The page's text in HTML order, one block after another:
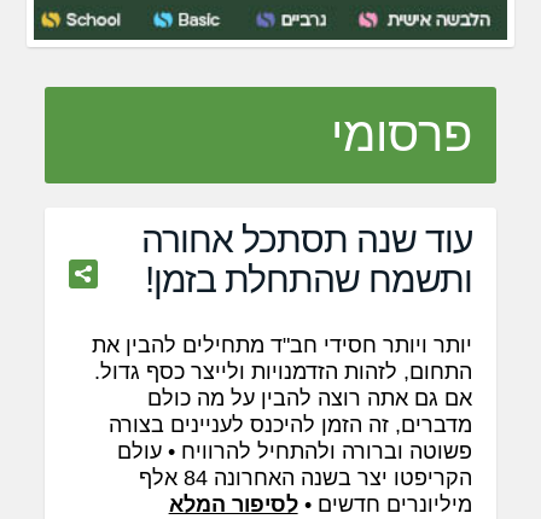
פרסומי
עוד שנה תסתכל אחורה
ותשמח שהתחלת בזמן!
יותר ויותר חסידי חב"ד מתחילים להבין את
התחום, לזהות הזדמנויות ולייצר כסף גדול.
אם גם אתה רוצה להבין על מה כולם
מדברים, זה הזמן להיכנס לעניינים בצורה
פשוטה וברורה ולהתחיל להרוויח • עולם
הקריפטו יצר בשנה האחרונה 84 אלף
מיליונרים חדשים •לסיפור המלא